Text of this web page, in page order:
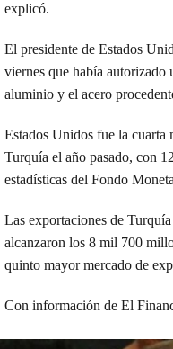
explicó.
El presidente de Estados
viernes que había autorizado
aluminio y el acero
Estados Unidos fue la cuarta
Turquía el año pasado, con
estadísticas del Fondo
Las exportaciones de
alcanzaron los 8 mil 700
quinto mayor mercado de
Con información de El